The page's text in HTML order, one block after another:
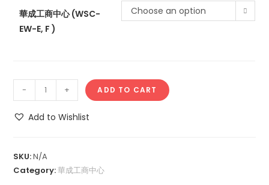
華成工商中心 (WSC-
EW-E, F )
Choose an option
- + ADD TO CART
Add to Wishlist
SKU:N/A
Category:華成工商中心